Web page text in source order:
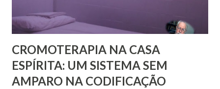
e amoroso, não era de ...
CROMOTERAPIA NA CASA
ESPÍRITA: UM SISTEMA SEM
AMPARO NA CODIFICAÇÃO